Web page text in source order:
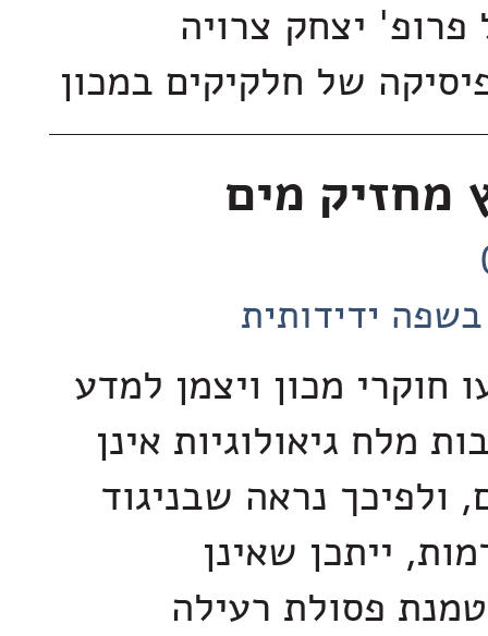
יצחק צרויה
של חלקיקים במכון
מחזיק מים
ידידותית
חוקרי מכון ויצמן למדע
מלח גיאולוגיות אינן
ולפיכך נראה שבניגוד
ייתכן שאינן
פסולת רעילה